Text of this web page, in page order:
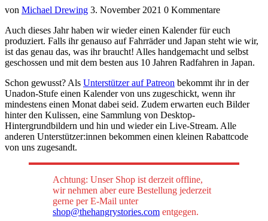
von Michael Drewing 3. November 2021 0 Kommentare
Auch dieses Jahr haben wir wieder einen Kalender für euch
produziert. Falls ihr genauso auf Fahrräder und Japan steht wie wir,
ist das genau das, was ihr braucht! Alles handgemacht und selbst
geschossen und mit dem besten aus 10 Jahren Radfahren in Japan.
Schon gewusst? Als Unterstützer auf Patreon bekommt ihr in der
Unadon-Stufe einen Kalender von uns zugeschickt, wenn ihr
mindestens einen Monat dabei seid. Zudem erwarten euch Bilder
hinter den Kulissen, eine Sammlung von Desktop-
Hintergrundbildern und hin und wieder ein Live-Stream. Alle
anderen Unterstützer:innen bekommen einen kleinen Rabattcode
von uns zugesandt.
Achtung: Unser Shop ist derzeit offline,
wir nehmen aber eure Bestellung jederzeit
gerne per E-Mail unter
shop@thehangrystories.com entgegen.